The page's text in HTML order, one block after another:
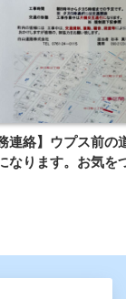
連絡】ウプス前の
なります。お気を